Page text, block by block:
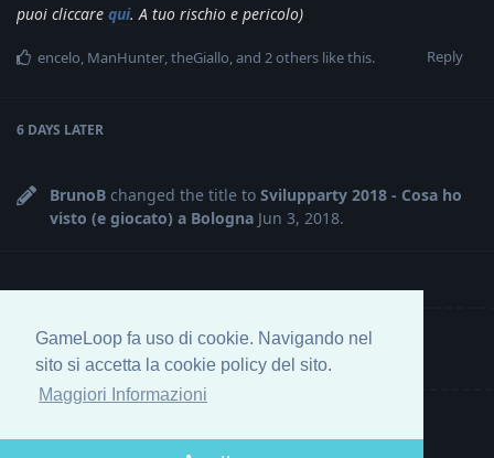
GameLoop fa uso di cookie. Navigando nel
sito si accetta la cookie policy del sito.
Maggiori Informazioni
puoi cliccare qui. A tuo rischio e pericolo)
Reply
encelo, ManHunter,theGiallo, and 2others like this.
6 DAYS LATER
BrunoB changed the title to Svilupparty 2018 - Cosa ho
visto (e giocato) a Bologna Jun 3, 2018.
Write a Reply...